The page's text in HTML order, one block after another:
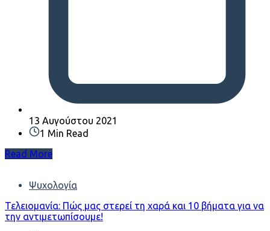
13 Αυγούστου 2021
1 Min Read
Read More
Ψυχολογία
Τελειομανία: Πώς μας στερεί τη χαρά και 10 βήματα για να
την αντιμετωπίσουμε!